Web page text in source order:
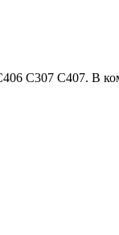
С307 С407. В